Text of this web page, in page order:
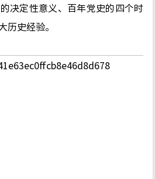
决定性意义、百年党史的四个时
历史经验。